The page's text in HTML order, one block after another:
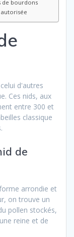
de bourdons
d'autres
Ces nids, aux
entre 300 et
classique
de
arrondie et
on trouve un
pollen stockés,
reine et de